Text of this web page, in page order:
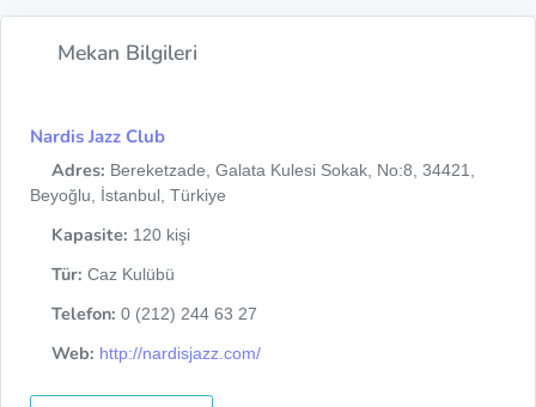
Mekan Bilgileri
Nardis Jazz Club
Adres: Bereketzade, Galata Kulesi Sokak, No:8, 34421,
Beyoğlu, İstanbul, Türkiye
Kapasite: 120 kişi
Tür: Caz Kulübü
Telefon: 0 (212) 244 63 27
Web: http://nardisjazz.com/